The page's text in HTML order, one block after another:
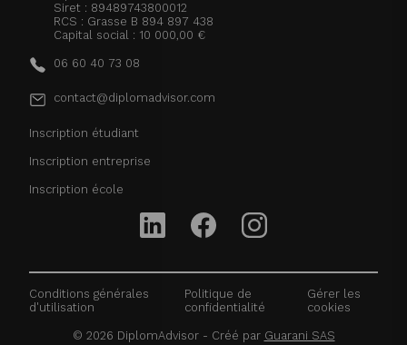
Siret : 89489743800012
RCS : Grasse B 894 897 438
Capital social : 10 000,00 €
06 60 40 73 08
contact@diplomadvisor.com
Inscription étudiant
Inscription entreprise
Inscription école
Conditions générales
d'utilisation
Politique de
confidentialité
Gérer les
cookies
© 2026 DiplomAdvisor - Créé par Guarani SAS